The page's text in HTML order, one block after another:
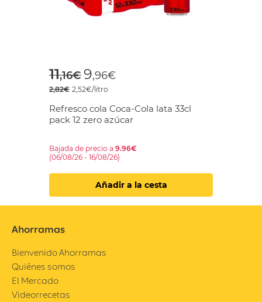
Price reduced from
11,16€to
9,96€
2,82€ 2,52€/litro
Refresco cola Coca-Cola lata 33cl
pack 12 zero azúcar
Bajada de precio a 9.96€
(06/08/26 - 16/08/26)
Añadir a la cesta
Ahorramas
Bienvenido Ahorramas
Quiénes somos
El Mercado
Videorrecetas